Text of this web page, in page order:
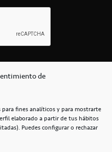
de
fines analíticos y para mostrarte
elaborado a partir de tus hábitos
Puedes configurar o rechazar